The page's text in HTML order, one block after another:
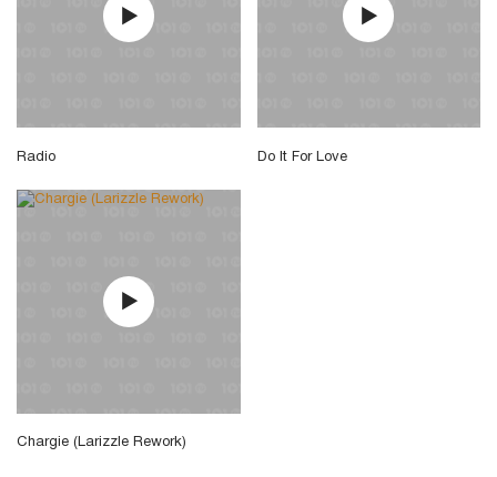
Radio Do It For Love
Chargie (Larizzle Rework)